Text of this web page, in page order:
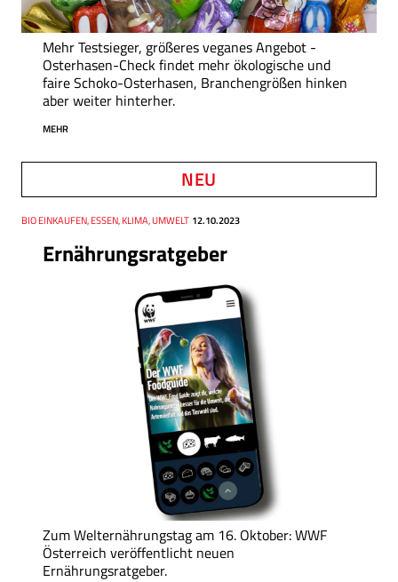
Mehr Testsieger, größeres veganes Angebot -
Osterhasen-Check findet mehr ökologische und
faire Schoko-Osterhasen, Branchengrößen hinken
aber weiter hinterher.
MEHR
NEU
Ernährungsratgeber
Thema
BIO EINKAUFEN, ESSEN, KLIMA, UMWELT
Datum 12.10.2023
Zum Welternährungstag am 16. Oktober: WWF
Österreich veröffentlicht neuen
Ernährungsratgeber.